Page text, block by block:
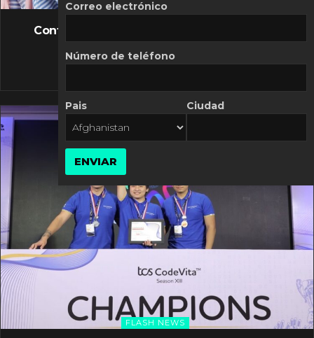
FLASH NEWS
Controversia de Mercado Libre por costos
10 MARZO, 2026
FLASH NEWS
Correo electrónico
Número de teléfono
Pais Ciudad
ENVIAR